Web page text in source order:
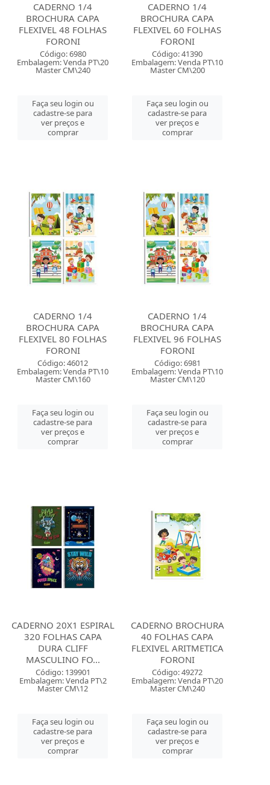
CADERNO 1/4
BROCHURA CAPA
FLEXIVEL 48 FOLHAS
FORONI
Código: 6980
Embalagem: Venda PT\20
Master CM\240
Faça seu login ou
cadastre-se para
ver preços e
comprar
CADERNO 1/4
BROCHURA CAPA
FLEXIVEL 60 FOLHAS
FORONI
Código: 41390
Embalagem: Venda PT\10
Master CM\200
Faça seu login ou
cadastre-se para
ver preços e
comprar
CADERNO 1/4
BROCHURA CAPA
FLEXIVEL 80 FOLHAS
FORONI
Código: 46012
Embalagem: Venda PT\10
Master CM\160
Faça seu login ou
cadastre-se para
ver preços e
comprar
CADERNO 1/4
BROCHURA CAPA
FLEXIVEL 96 FOLHAS
FORONI
Código: 6981
Embalagem: Venda PT\10
Master CM\120
Faça seu login ou
cadastre-se para
ver preços e
comprar
CADERNO 20X1 ESPIRAL
320 FOLHAS CAPA
DURA CLIFF
MASCULINO FO...
Código: 139901
Embalagem: Venda PT\2
Master CM\12
Faça seu login ou
cadastre-se para
ver preços e
comprar
CADERNO BROCHURA
40 FOLHAS CAPA
FLEXIVEL ARITMETICA
FORONI
Código: 49272
Embalagem: Venda PT\20
Master CM\240
Faça seu login ou
cadastre-se para
ver preços e
comprar